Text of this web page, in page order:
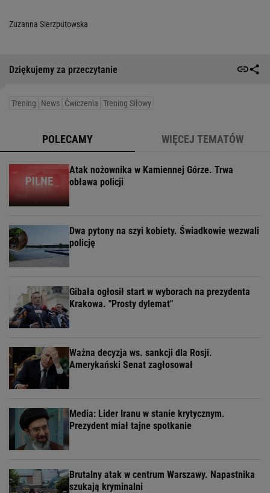
Zuzanna Sierzputowska
Dziękujemy za przeczytanie
Trening News Ćwiczenia Trening Siłowy
POLECAMY WIĘCEJ TEMATÓW
Atak nożownika w Kamiennej Górze. Trwa
obława policji
Dwa pytony na szyi kobiety. Świadkowie wezwali
policję
Gibała ogłosił start w wyborach na prezydenta
Krakowa. "Prosty dylemat"
Ważna decyzja ws. sankcji dla Rosji.
Amerykański Senat zagłosował
Media: Lider Iranu w stanie krytycznym.
Prezydent miał tajne spotkanie
Brutalny atak w centrum Warszawy. Napastnika
szukają kryminalni